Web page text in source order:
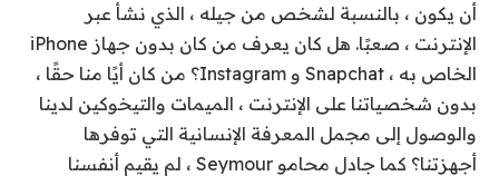
أن يكون ، بالنسبة لشخص من جيله ، الذي نشأ عبر
الإنترنت ، صعبًا. هل كان يعرف من كان بدون جهاز iPhone
الخاص به ، Snapchat و Instagram؟ من كان أيًا منا حقًا ،
بدون شخصياتنا على الإنترنت ، الميمات والتيخوكين لدينا
والوصول إلى مجمل المعرفة الإنسانية التي توفرها
أجهزتنا؟ كما جادل محامو Seymour ، لم يقيم أنفسنا